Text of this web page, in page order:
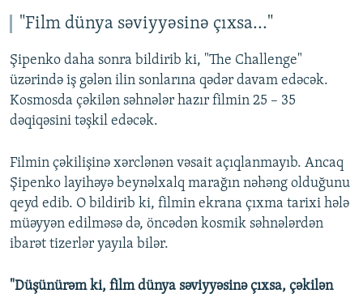
"Film dünya səviyyəsinə çıxsa..."
Şipenko daha sonra bildirib ki, "The Challenge"
üzərində iş gələn ilin sonlarına qədər davam edəcək.
Kosmosda çəkilən səhnələr hazır filmin 25 – 35
dəqiqəsini təşkil edəcək.
Filmin çəkilişinə xərclənən vəsait açıqlanmayıb. Ancaq
Şipenko layihəyə beynəlxalq marağın nəhəng olduğunu
qeyd edib. O bildirib ki, filmin ekrana çıxma tarixi hələ
müəyyən edilməsə də, öncədən kosmik səhnələrdən
ibarət tizerlər yayıla bilər.
"Düşünürəm ki, film dünya səviyyəsinə çıxsa, çəkilən